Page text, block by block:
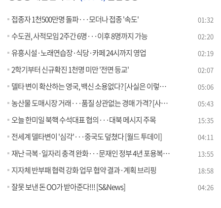
접종자 1천500만명 돌파···모더나 접종 '속도' 01:32
수도권, 사적모임 2주간 6명···이후 8명까지 가능 02:20
유흥시설·노래연습장·식당·카페 24시까지 영업 02:19
2학기부터 신규확진 1천명 미만 '전면 등교' 02:07
델타 변이 확산하는 영국, 백신 소용없다? [사실은 이렇습니다] 05:06
농산물 도매시장 거래···품질 상관없는 경매 가격? [사실은 이렇습니다] 05:43
오늘 한미일 북핵 수석대표 협의···대북 메시지 주목 15:35
전세계 델타변이 '심각'···중국도 덮쳤다 [월드 투데이] 04:11
재난 극복·일자리 충격 완화···문재인 정부 4년 포용복지는? 13:55
지자체 반부패 협력 강화 업무 협약 결과·계획 브리핑 18:58
잘못 보낸 돈 OO가 받아준다!!! [S&News] 04:26